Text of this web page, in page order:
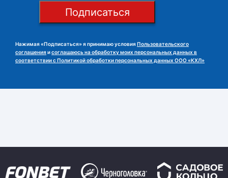
Подписаться
Нажимая «Подписаться» я принимаю условия Пользовательского
соглашения исоглашаюсь на обработку моих персональных данных в
соответствии с Политикой обработки персональных данных ООО «КХЛ»